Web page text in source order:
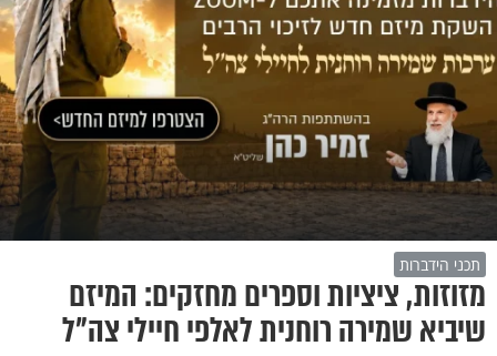
תכני הידברות
מזוזות, ציציות וספרים מחזקים: המיזם
שיביא שמירה רוחנית לאלפי חיילי צה"ל